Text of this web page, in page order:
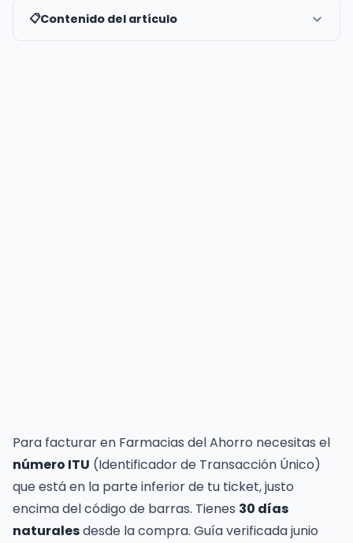
Contenido del artículo
Para facturar en Farmacias del Ahorro necesitas el
número ITU (Identificador de Transacción Único)
que está en la parte inferior de tu ticket, justo
encima del código de barras. Tienes 30 días
naturalesdesde la compra. Guía verificada junio